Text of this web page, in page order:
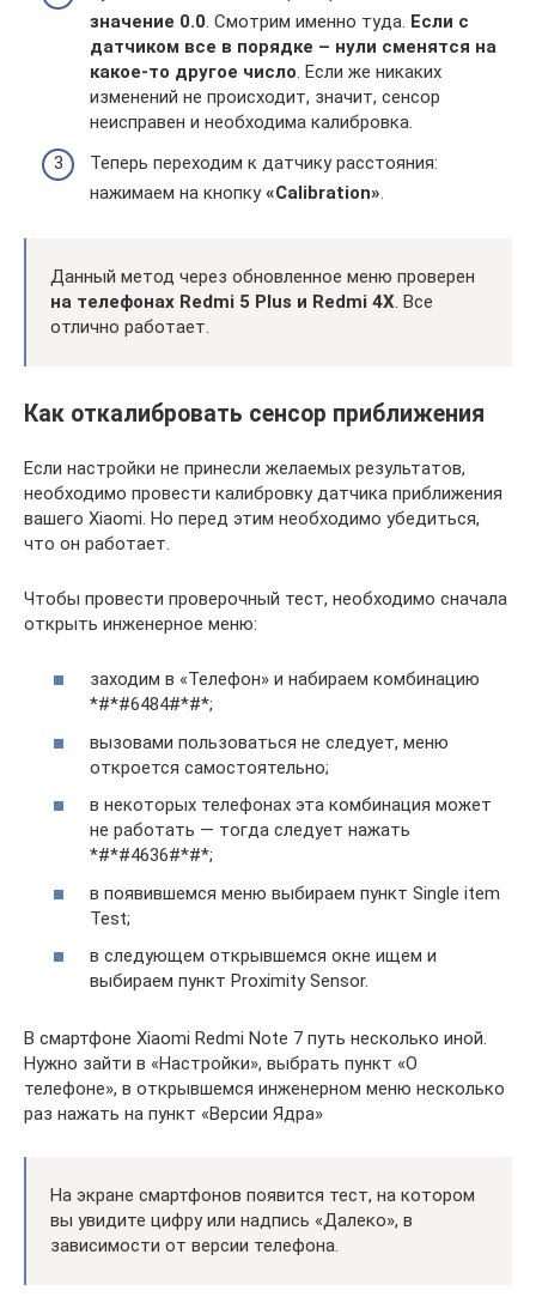
значение 0.0. Смотрим именно туда. Если с
датчиком все в порядке – нули сменятся на
какое-то другое число. Если же никаких
изменений не происходит, значит, сенсор
неисправен и необходима калибровка.
Теперь переходим к датчику расстояния:
нажимаем на кнопку«Calibration»
Данный метод через обновленное меню проверен
на телефонах Redmi 5 Plus и Redmi 4X . Все
отлично работает.
Как откалибровать сенсор приближения
Если настройки не принесли желаемых результатов,
необходимо провести калибровку датчика приближения
вашего Xiaomi. Но перед этим необходимо убедиться,
что он работает.
Чтобы провести проверочный тест, необходимо сначала
открыть инженерное меню:
заходим в «Телефон» и набираем комбинацию
*#*#6484#*#*;
вызовами пользоваться не следует, меню
откроется самостоятельно;
в некоторых телефонах эта комбинация может
не работать — тогда следует нажать
*#*#4636#*#*;
в появившемся меню выбираем пункт Single item
Test;
в следующем открывшемся окне ищем и
выбираем пункт Proximity Sensor.
В смартфоне Xiaomi Redmi Note 7 путь несколько иной.
Нужно зайти в «Настройки», выбрать пункт «О
телефоне», в открывшемся инженерном меню несколько
раз нажать на пункт «Версии Ядра»
На экране смартфонов появится тест, на котором
вы увидите цифру или надпись «Далеко», в
зависимости от версии телефона.